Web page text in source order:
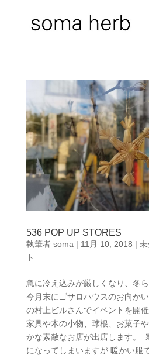
536 POP UP STORES
執筆者 soma | 11月 10, 2018 |
ト
急に冷え込みが厳しくなり、冬
今月末にゴサロハウスのお向か
の村上ビルさんでイベントを開
家具や木の小物、球根、お菓子
かな素敵なお店が出店します。
になってしまいますが 暖かい服